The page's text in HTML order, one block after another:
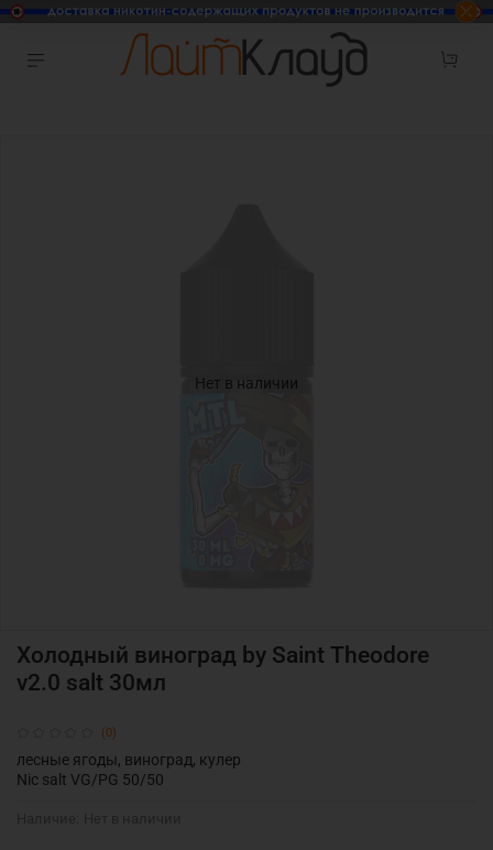
Нет в наличии
(0)
Холодный виноград by Saint Theodore
v2.0 salt 30мл
лесные ягоды, виноград, кулер
Nic salt VG/PG 50/50